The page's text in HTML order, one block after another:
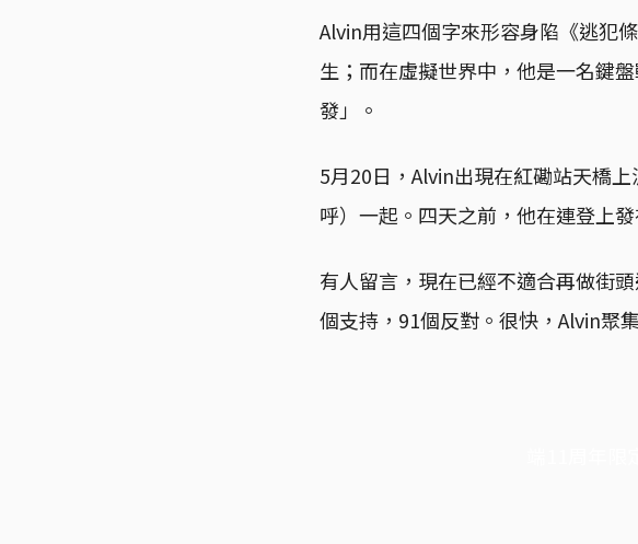
Alvin用這四個字來形容身陷《逃犯
生；而在虛擬世界中，他是一名鍵
發」。
5月20日，Alvin出現在紅磡站天橋
呼）一起。四天之前，他在連登上
有人留言，現在已經不適合再做街
個支持，91個反對。很快，Alvin聚